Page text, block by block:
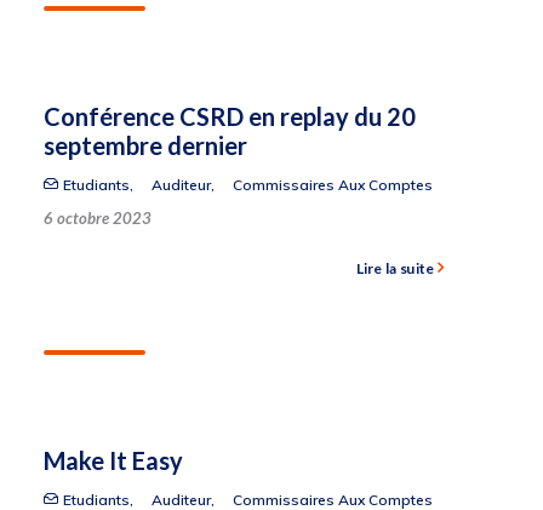
Conférence CSRD en replay du 20
septembre dernier
Etudiants, Auditeur, Commissaires Aux Comptes
6 octobre 2023
Lire la suite
Make It Easy
Etudiants, Auditeur, Commissaires Aux Comptes